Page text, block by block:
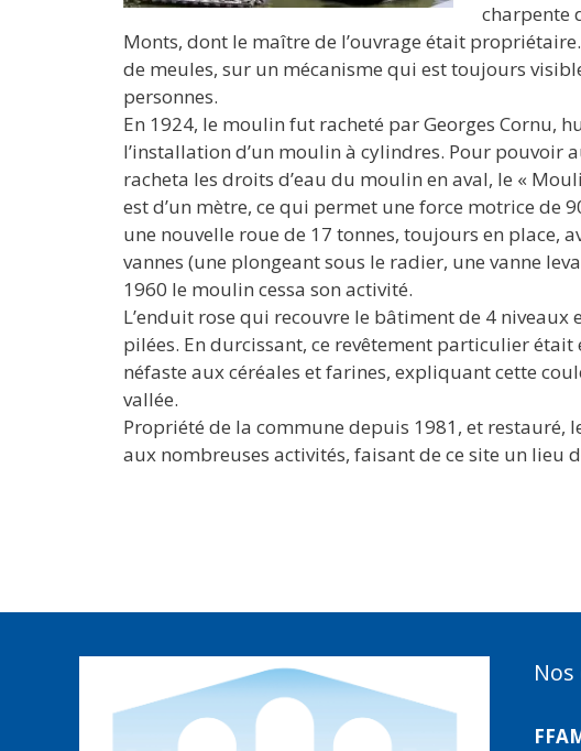
charpente
Monts, dont le maître de l’ouvrage était
de meules, sur un mécanisme qui est toujours
personnes.
En 1924, le moulin fut racheté par Georges Cornu,
l’installation d’un moulin à cylindres. Pour pouvoir
racheta les droits d’eau du moulin en aval, le «
est d’un mètre, ce qui permet une force motrice de
une nouvelle roue de 17 tonnes, toujours en place,
vannes (une plongeant sous le radier, une vanne
1960 le moulin cessa son activité.
L’enduit rose qui recouvre le bâtiment de 4
pilées. En durcissant, ce revêtement particulier
néfaste aux céréales et farines, expliquant cette
vallée.
Propriété de la commune depuis 1981, et restauré,
aux nombreuses activités, faisant de ce site un lieu